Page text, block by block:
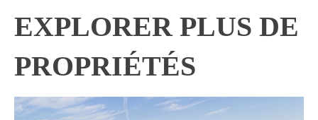
EXPLORER PLUS DE
PROPRIÉTÉS